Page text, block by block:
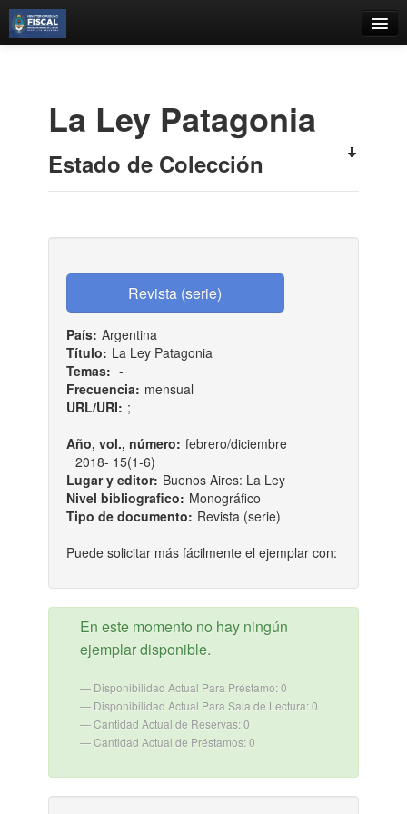
Estantes Virtuales
La Ley Patagonia
Estado de Colección
País: Argentina
Título: La Ley Patagonia
Temas: -
Frecuencia: mensual
URL/URI: ;
Año, vol., número: febrero/diciembre
2018- 15(1-6)
Lugar y editor: Buenos Aires: La Ley
Nivel bibliografico: Monográfico
Tipo de documento: Revista (serie)
Puede solicitar más fácilmente el ejemplar con:
En este momento no hay ningún
ejemplar disponible.
Disponibilidad Actual Para Préstamo: 0
Disponibilidad Actual Para Sala de Lectura: 0
Cantidad Actual de Reservas: 0
Cantidad Actual de Préstamos: 0